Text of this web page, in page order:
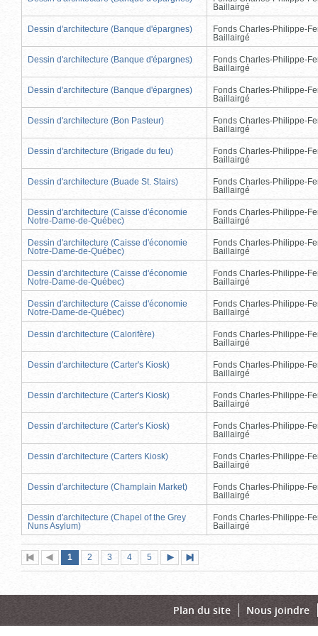
Baillairgé
Dessin d'architecture (Banque d'épargnes)
Fonds Charles-Philippe-
Baillairgé
Dessin d'architecture (Banque d'épargnes)
Fonds Charles-Philippe-
Baillairgé
Dessin d'architecture (Banque d'épargnes)
Fonds Charles-Philippe-
Baillairgé
Dessin d'architecture (Bon Pasteur)
Fonds Charles-Philippe-
Baillairgé
Dessin d'architecture (Brigade du feu)
Fonds Charles-Philippe-
Baillairgé
Dessin d'architecture (Buade St. Stairs)
Fonds Charles-Philippe-
Baillairgé
Dessin d'architecture (Caisse d'économie
Notre-Dame-de-Québec)
Fonds Charles-Philippe-
Baillairgé
Dessin d'architecture (Caisse d'économie
Notre-Dame-de-Québec)
Fonds Charles-Philippe-
Baillairgé
Dessin d'architecture (Caisse d'économie
Notre-Dame-de-Québec)
Fonds Charles-Philippe-
Baillairgé
Dessin d'architecture (Caisse d'économie
Notre-Dame-de-Québec)
Fonds Charles-Philippe-
Baillairgé
Dessin d'architecture (Calorifère)
Fonds Charles-Philippe-
Baillairgé
Dessin d'architecture (Carter's Kiosk)
Fonds Charles-Philippe-
Baillairgé
Dessin d'architecture (Carter's Kiosk)
Fonds Charles-Philippe-
Baillairgé
Dessin d'architecture (Carter's Kiosk)
Fonds Charles-Philippe-
Baillairgé
Dessin d'architecture (Carters Kiosk)
Fonds Charles-Philippe-
Baillairgé
Dessin d'architecture (Champlain Market)
Fonds Charles-Philippe-
Baillairgé
Dessin d'architecture (Chapel of the Grey
Nuns Asylum)
Fonds Charles-Philippe-
Baillairgé
Première
page
Page
précédente
Page
1 (page
actuelle)
Page
2 Page
3 Page
4 Page
5
suivante
page
Plan du site Nous joindre